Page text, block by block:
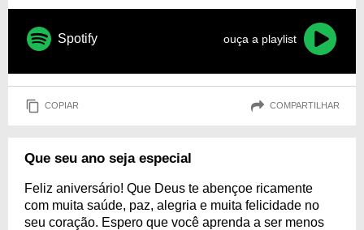
Spotify ouça a playlist
COPIAR COMPARTILHAR
Que seu ano seja especial
Feliz aniversário! Que Deus te abençoe ricamente
com muita saúde, paz, alegria e muita felicidade no
seu coração. Espero que você aprenda a ser menos